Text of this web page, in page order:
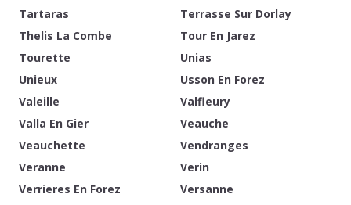
Tartaras
Terrasse Sur Dorlay
Thelis La Combe
Tour En Jarez
Tourette
Unias
Unieux
Usson En Forez
Valeille
Valfleury
Valla En Gier
Veauche
Veauchette
Vendranges
Veranne
Verin
Verrieres En Forez
Versanne